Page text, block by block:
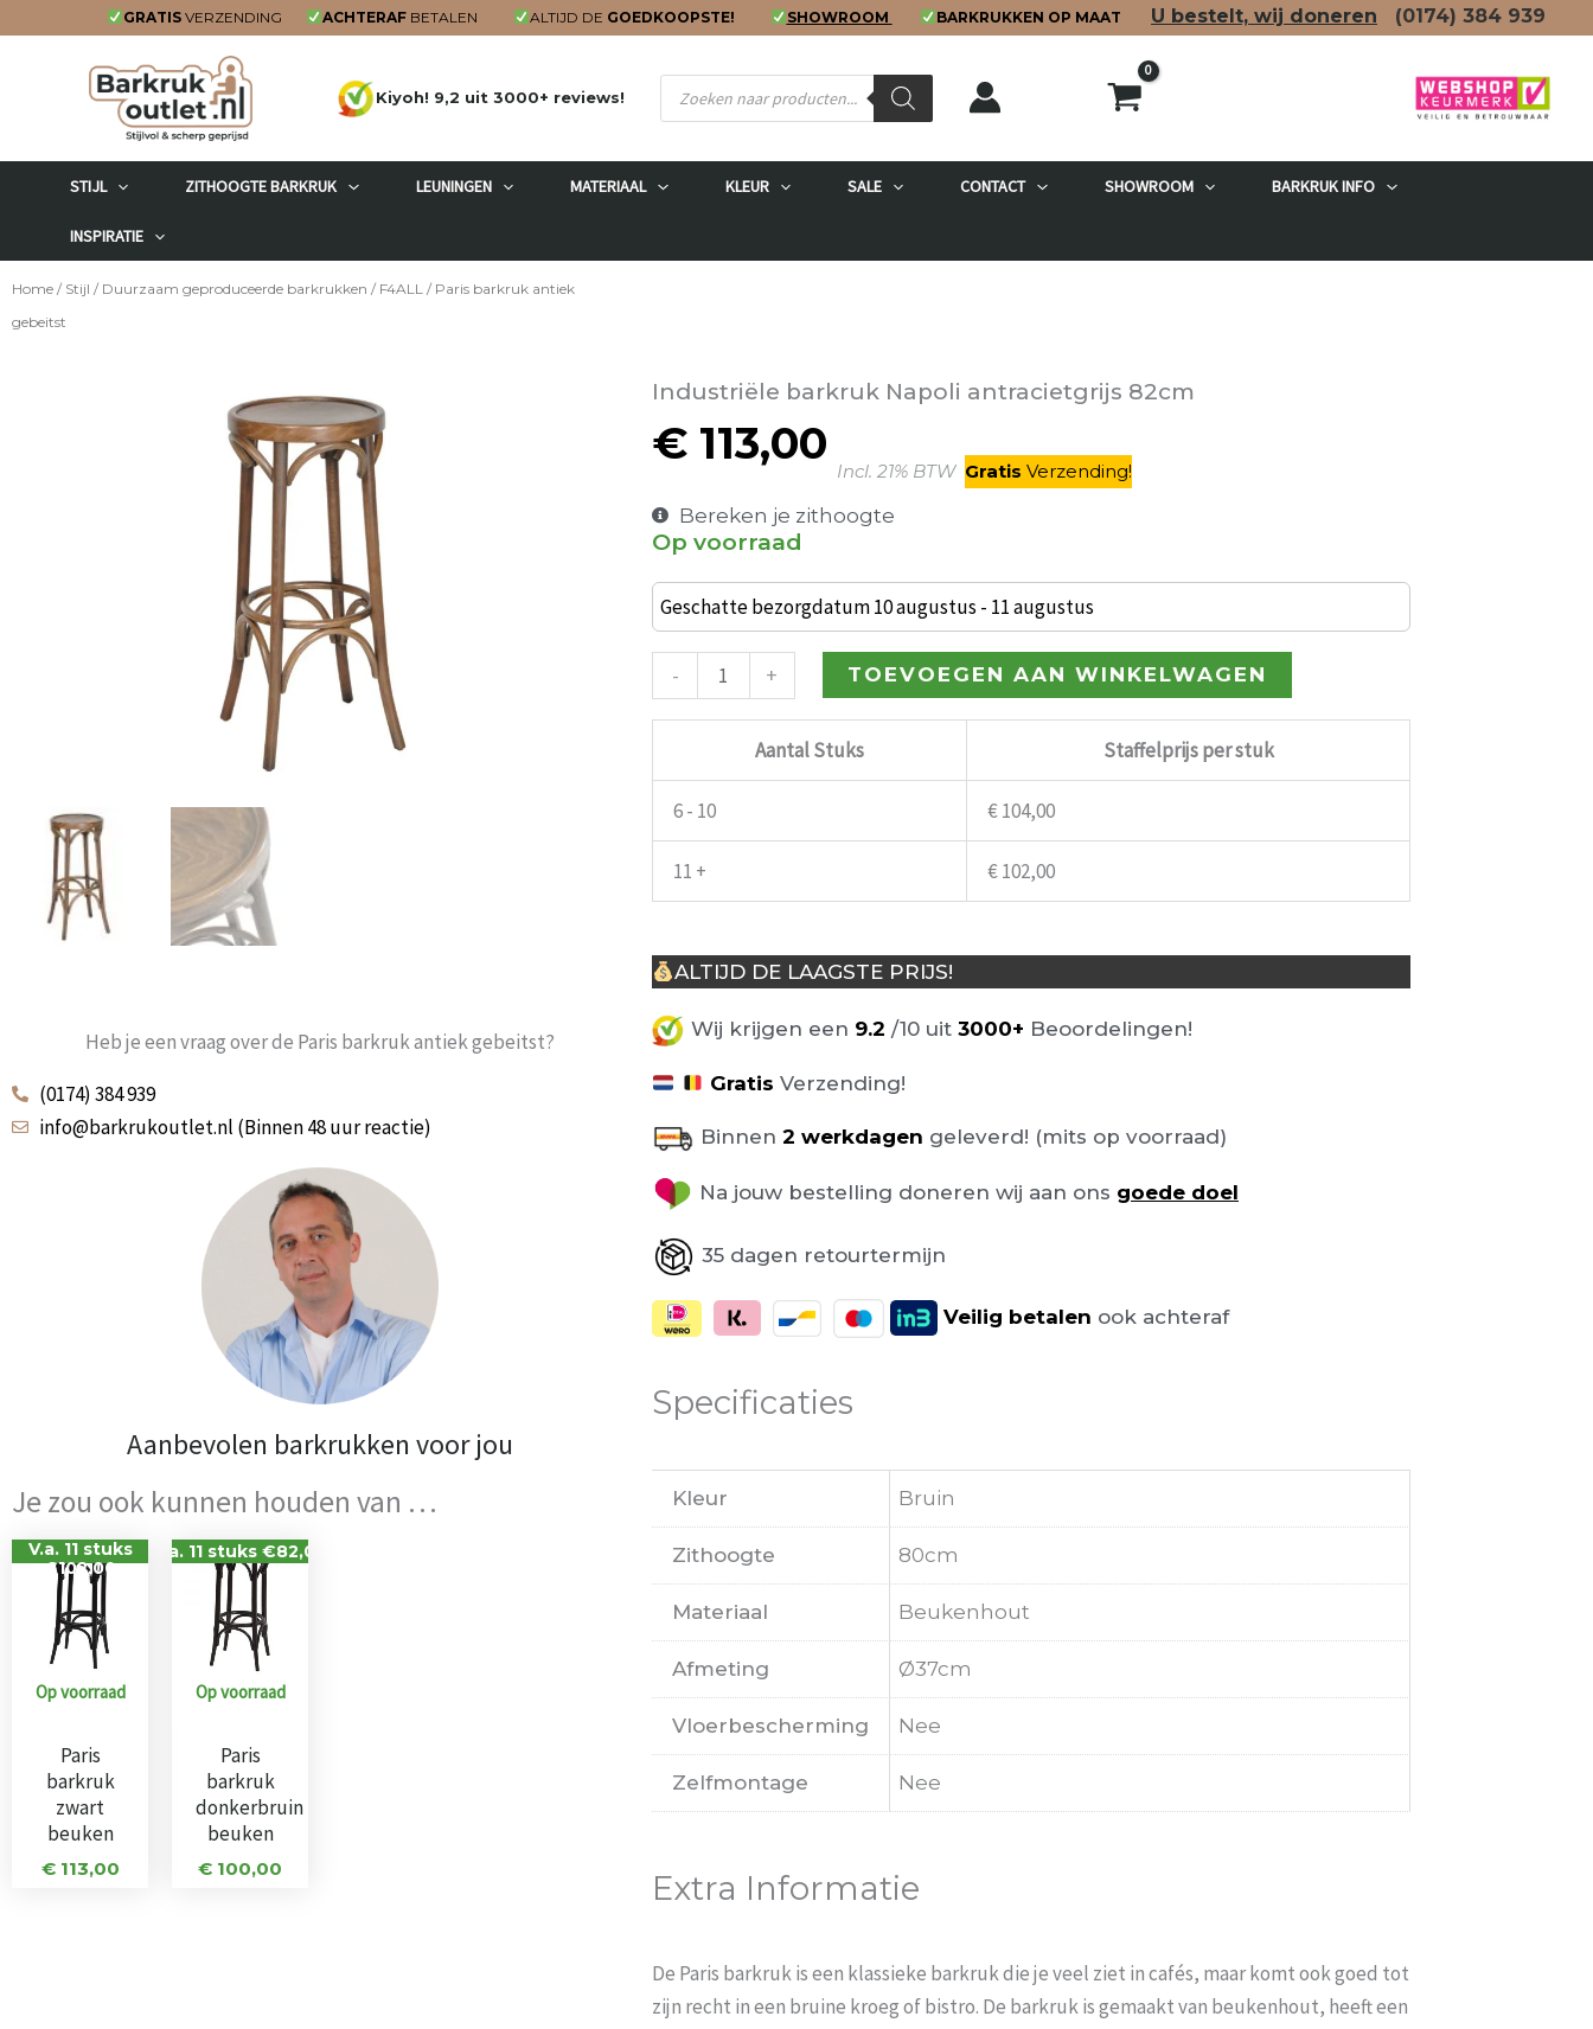
GRATIS VERZENDING ACHTERAF BETALEN ALTIJD DE GOEDKOOPSTE! SHOWROOM BARKRUKKEN OP MAAT U bestelt, wij doneren (0174) 384 939
Kiyoh! 9,2 uit 3000+ reviews!
Producten
zoeken
STIJL ZITHOOGTE BARKRUK LEUNINGEN MATERIAAL KLEUR SALE CONTACT SHOWROOM BARKRUK INFO
INSPIRATIE
Home / Stijl / Duurzaam geproduceerde barkrukken / F4ALL / Paris barkruk antiek
gebeitst
€102,00
Heb je een vraag over de Paris barkruk antiek gebeitst?
(0174) 384 939
info@barkrukoutlet.nl (Binnen 48 uur reactie)
Aanbevolen barkrukken voor jou
Je zou ook kunnen houden van …
V.a. 11 stuks
€102,00
Op voorraad
Paris
barkruk
zwart
beuken
€113,00
V.a. 11 stuks €82,00
Op voorraad
Paris
barkruk
donkerbruin
beuken
€ 100,00
Industriële barkruk Napoli antracietgrijs 82cm
€ 113,00
Incl. 21% BTW Gratis Verzending!
Bereken je zithoogte
Op voorraad
Geschatte bezorgdatum 10 augustus - 11 augustus
-
barkruk
antiek
gebeitst
aantal
+ TOEVOEGEN AAN WINKELWAGEN
Aantal Stuks Staffelprijs per stuk
6 - 10 €104,00
11 + €102,00
ALTIJD DE LAAGSTE PRIJS!
Wij krijgen een 9.2 /10 uit 3000+ Beoordelingen!
Gratis Verzending!
Binnen 2 werkdagen geleverd! (mits op voorraad)
Na jouw bestelling doneren wij aan ons goede doel
35 dagen retourtermijn
Veilig betalen ook achteraf
Specificaties
Kleur Bruin
Zithoogte 80cm
Materiaal Beukenhout
Afmeting Ø37cm
Vloerbescherming Nee
Zelfmontage Nee
Extra Informatie
De Paris barkruk is een klassieke barkruk die je veel ziet in cafés, maar komt ook goed tot
zijn recht in een bruine kroeg of bistro. De barkruk is gemaakt van beukenhout, heeft een